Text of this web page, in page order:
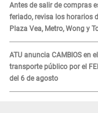
Antes de salir de compras
feriado, revisa los horarios
Plaza Vea, Metro, Wong y
ATU anuncia CAMBIOS en el
transporte público por el
del 6 de agosto